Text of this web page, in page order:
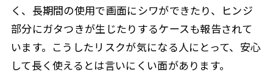
く、長期間の使用で画面にシワができたり、ヒンジ
部分にガタつきが生じたりするケースも報告されて
います。こうしたリスクが気になる人にとって、安心
して長く使えるとは言いにくい面があります。